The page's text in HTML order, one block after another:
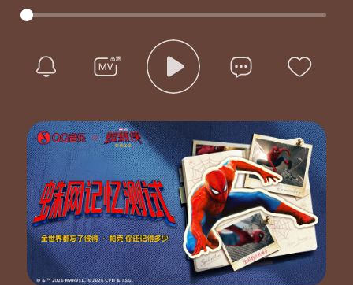
Porque ya llevas dentro de tu alma
Mi gran carino y mi gran pasion
Son falsedades o son caprichos
O es un orgullo lo que hay en ti
Tu me haces menos y eso me duele
No me desprecies, no me hagas mal
Porque te quiero, porque te adoro
Porque me muero en mi soledad
Pero algun dia donde te encuentres
Tendras que oir mi triste cancion
Ella se lleva el ultimo aliento
Con que te canta mi corazon.